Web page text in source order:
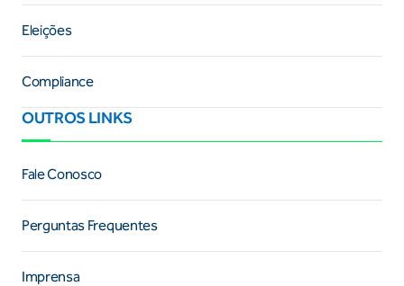
Eleições
Compliance
OUTROS LINKS
Fale Conosco
Perguntas Frequentes
Imprensa